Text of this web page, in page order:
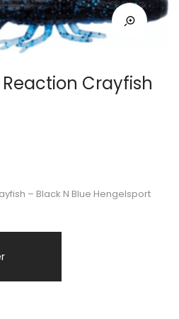
Crayfish
– Black N Blue Hengelsport